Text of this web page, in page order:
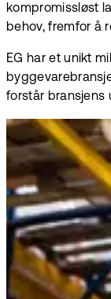
kompromissløst
behov, fremfor å
EG har et unikt
forstår bransjens